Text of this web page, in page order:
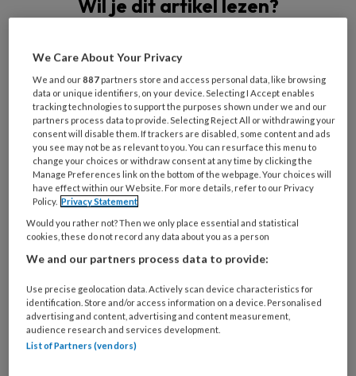
Wil je dit artikel lezen?
artikelen gratis per maand
Al een account of abonnement?Log dan in
Wat
is
je
e-
mailadres?
* *
Kies
je
wachtwoord* *
je
functie *
Bij
welke
We Care About Your Privacy
We and our887 partners store and access personal data, like browsing
data or unique identifiers, on your device. Selecting I Accept enables
tracking technologies to support the purposes shown under we and our
partners process data to provide. Selecting Reject All or withdrawing your
consent will disable them. If trackers are disabled, some content and ads
you see may not be as relevant to you. You can resurface this menu to
change your choices or withdraw consent at any time by clicking the
Manage Preferences link on the bottom of the webpage. Your choices will
have effect within our Website. For more details, refer to our Privacy
Policy. Privacy Statement
Would you rather not? Then we only place essential and statistical
cookies, these do not record any data about you as a person
We and our partners process data to provide:
Use precise geolocation data. Actively scan device characteristics for
identification. Store and/or access information on a device. Personalised
advertising and content, advertising and content measurement,
audience research and services development.
List of Partners (vendors)